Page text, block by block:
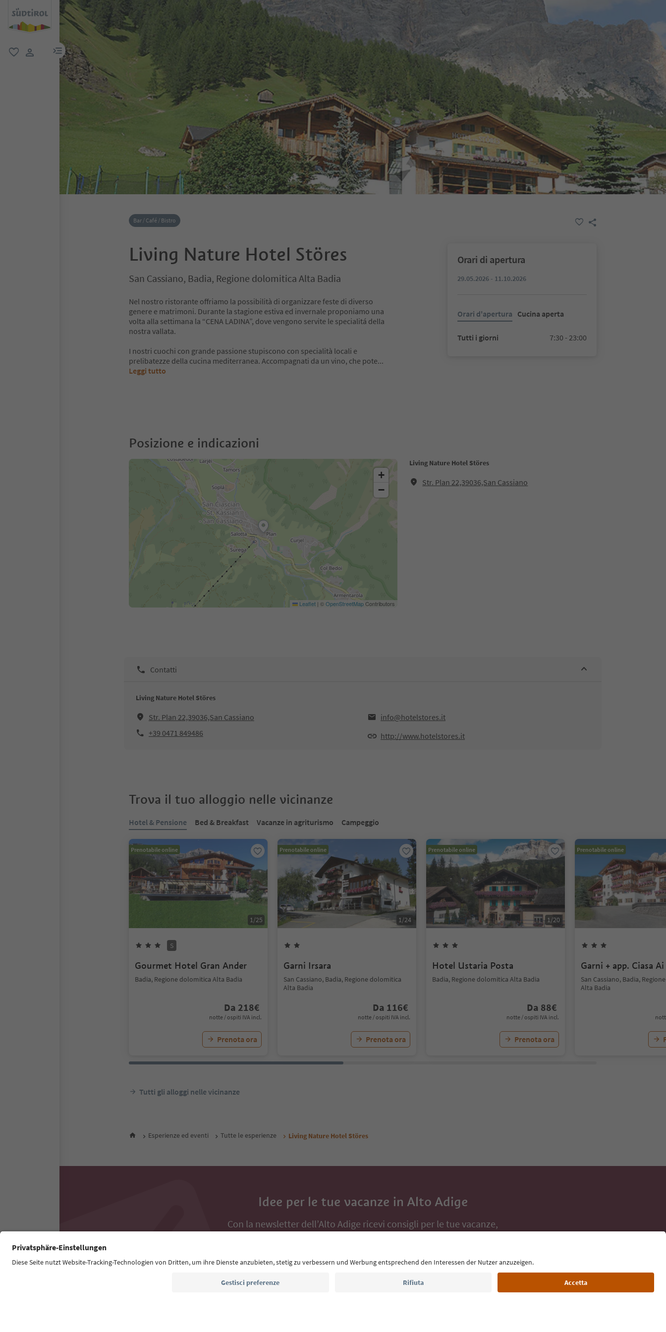
menu link
Bar / Café / Bistro
Living Nature Hotel Störes
San Cassiano, Badia, Regione dolomitica Alta Badia
Nel nostro ristorante offriamo la possibilità di organizzare feste di diverso
genere e matrimoni. Durante la stagione estiva ed invernale proponiamo una
volta alla settimana la “CENA LADINA”, dove vengono servite le specialitá della
nostra vallata.
I nostri cuochi con grande passione stupiscono con specialità locali e
prelibatezze della cucina mediterranea. Accompagnati da un vino, che pote...
Leggi tutto
Orari di apertura
29.05.2026 - 11.10.2026
Orari d'apertura Cucina aperta
Tutti i giorni 7:30 - 23:00
Posizione e indicazioni
Living Nature Hotel Störes
Str. Plan 22,39036,San Cassiano
+
−
Leaflet | ©OpenStreetMapContributors
Contatti
Living Nature Hotel Störes
Str. Plan 22,39036,San Cassiano
info@hotelstores.it
+39 0471 849486
http://www.hotelstores.it
Trova il tuo alloggio nelle vicinanze
Hotel & Pensione Bed & Breakfast Vacanze in agriturismo Campeggio
Prenotabile online
1/25
S
Gourmet Hotel Gran Ander
Badia, Regione dolomitica Alta Badia
Da 218€
notte / ospiti IVA incl.
Prenota ora
Prenotabile online
1/24
Garni Irsara
San Cassiano, Badia, Regione dolomitica
Alta Badia
Da 116€
notte / ospiti IVA incl.
Prenota ora
Prenotabile online
1/20
Hotel Ustaria Posta
Badia, Regione dolomitica Alta Badia
Da 88€
notte / ospiti IVA incl.
Prenota ora
Prenotabile online
Garni + app. Ciasa
San Cassiano, Badia,
Alta Badia
Tutti gli alloggi nelle vicinanze
Esperienze ed eventi Tutte le esperienze Living Nature Hotel Störes
Idee per le tue vacanze in Alto Adige
Con la newsletter dell’Alto Adige ricevi consigli per le tue vacanze,